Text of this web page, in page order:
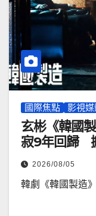
國際焦點 影視媒
玄彬《韓國
寂9年回歸
2026/08/05
韓劇《韓國製造